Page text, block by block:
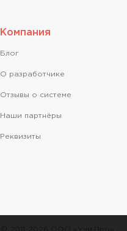
Компания
Блог
О разработчике
Отзывы о системе
Наши партнёры
Реквизиты